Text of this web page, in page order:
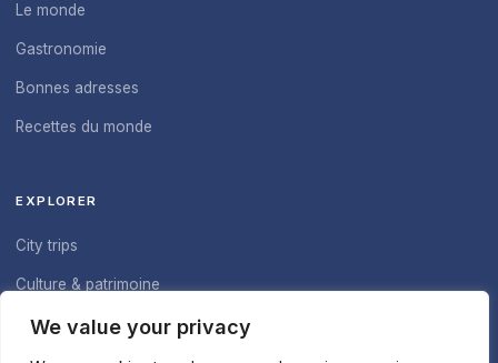
We value your privacy
Le monde
Gastronomie
Bonnes adresses
Recettes du monde
EXPLORER
City trips
Culture & patrimoine
À propos du blog